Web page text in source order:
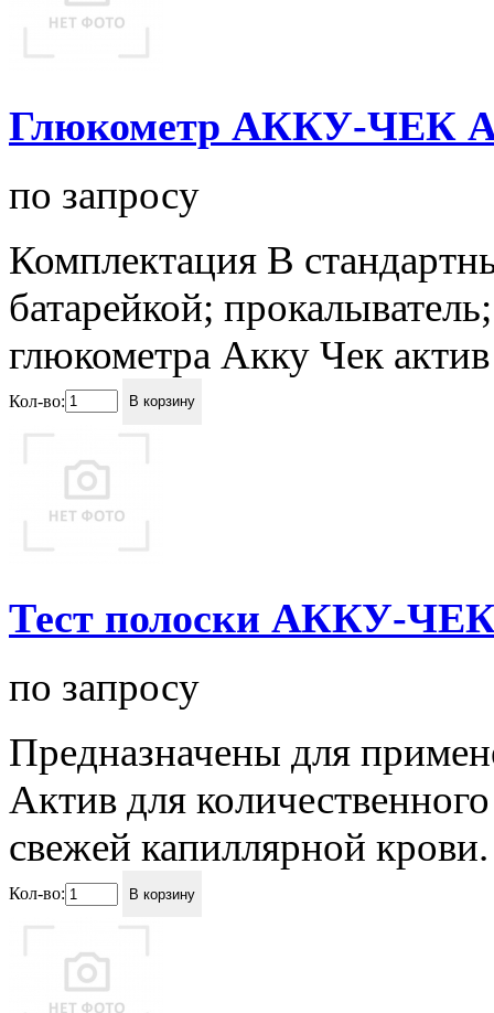
Глюкометр АККУ-ЧЕК
по запросу
Комплектация В
батарейкой;
глюкометра Акку Чек
Кол-во: В корзину
Тест полоски АККУ-
по запросу
Предназначены для
Актив для
свежей капиллярной
Кол-во: В корзину